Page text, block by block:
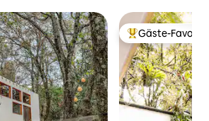
Beliebter Gäste-
Gäste-Favorit